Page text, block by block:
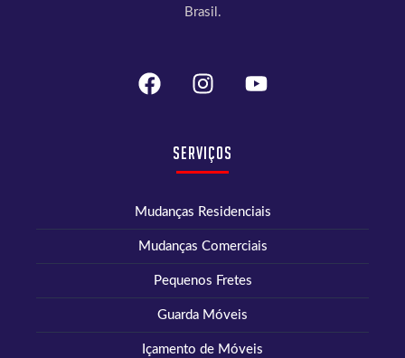
Brasil.
Serviços
Mudanças Residenciais
Mudanças Comerciais
Pequenos Fretes
Guarda Móveis
Içamento de Móveis